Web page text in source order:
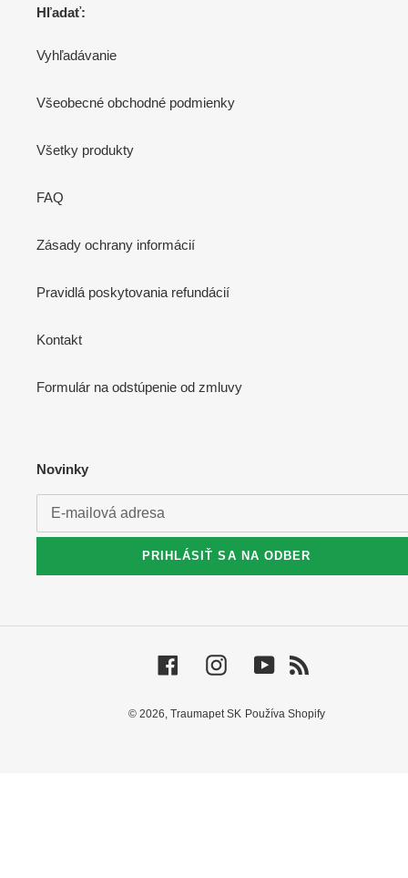
Hľadať:
Vyhľadávanie
Všeobecné obchodné podmienky
Všetky produkty
FAQ
Zásady ochrany informácií
Pravidlá poskytovania refundácií
Kontakt
Formulár na odstúpenie od zmluvy
Novinky
PRIHLÁSIŤ SA NA ODBER
FacebookInstagramYouTube
© 2026, Traumapet SK Používa Shopify